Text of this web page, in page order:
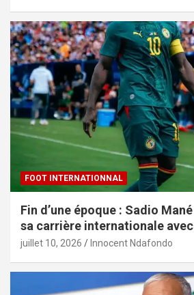
FOOT INTERNATIONNAL
Fin d’une époque : Sadio
sa carrière internationale avec
juillet 10, 2026 Innocent Ndafondo